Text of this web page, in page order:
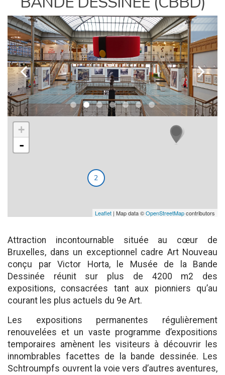
k l
2
+
-
Leaflet | Map data ©OpenStreetMapcontributors
Attraction incontournable située au cœur de
Bruxelles, dans un exceptionnel cadre Art Nouveau
conçu par Victor Horta, le Musée de la Bande
Dessinée réunit sur plus de 4200 m2 des
expositions, consacrées tant aux pionniers qu’au
courant les plus actuels du 9e Art.
Les expositions permanentes régulièrement
renouvelées et un vaste programme d’expositions
temporaires amènent les visiteurs à découvrir les
innombrables facettes de la bande dessinée. Les
Schtroumpfs ouvrent la voie vers d’autres aventures,